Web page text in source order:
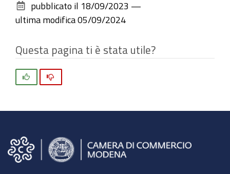
documento
pubblicato il 18/09/2023 —
ultima modifica 05/09/2024
Questa pagina ti è stata utile?